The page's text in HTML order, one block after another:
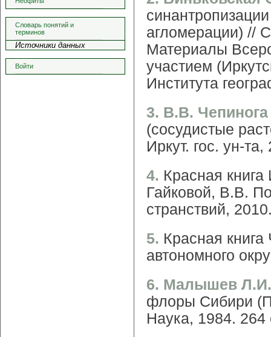
Словарь понятий и
терминов
Источники данных
Войти
агломерации) //
Материалы
участием
Института
3. В.В.
(сосудистые
Иркут. гос. ун-
4. Красная
Гайковой, В.В.
странствий,
5. Красная книга
автономного
6. Малышев
флоры Сибири
Наука, 1984. 264